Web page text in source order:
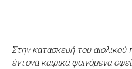
Στην κατασκευή του αιολικού
έντονα καιρικά φαινόμενα